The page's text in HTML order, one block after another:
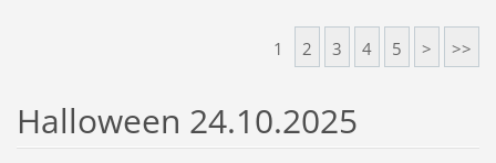
1 2 3 4 5 > >>
Halloween 24.10.2025